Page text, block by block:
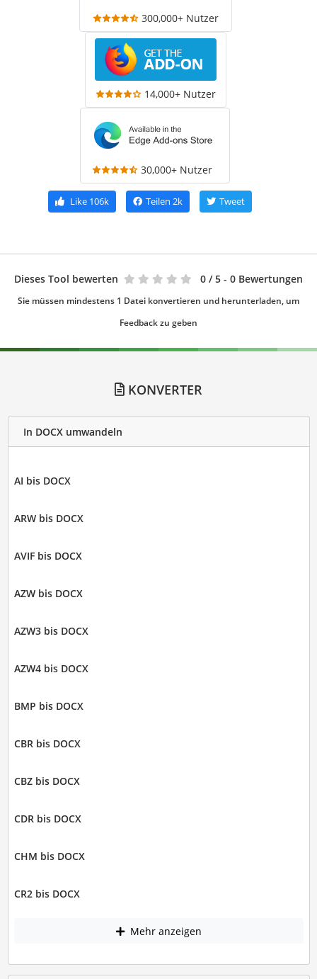
300,000+ Nutzer
14,000+ Nutzer
30,000+ Nutzer
Like 106k Teilen 2k Tweet
Dieses Tool bewerten 0 / 5 - 0 Bewertungen
Sie müssen mindestens 1 Datei konvertieren und herunterladen, um
Feedback zu geben
KONVERTER
In DOCX umwandeln
AI bis DOCX
ARW bis DOCX
AVIF bis DOCX
AZW bis DOCX
AZW3 bis DOCX
AZW4 bis DOCX
BMP bis DOCX
CBR bis DOCX
CBZ bis DOCX
CDR bis DOCX
CHM bis DOCX
CR2 bis DOCX
Mehr anzeigen